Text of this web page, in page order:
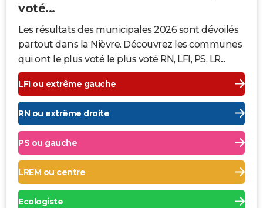
voté...
Les résultats des municipales 2026 sont dévoilés
partout dans la Nièvre. Découvrez les communes
qui ont le plus voté le plus voté RN, LFI, PS, LR...
LFI ou extrême gauche
RN ou extrême droite
PS ou gauche
LREM ou centre
Ecologiste